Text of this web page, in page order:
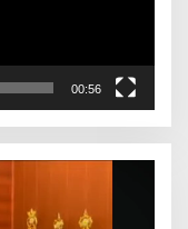
00:56